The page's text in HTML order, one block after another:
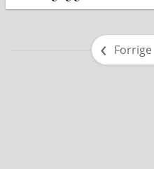
Forrige